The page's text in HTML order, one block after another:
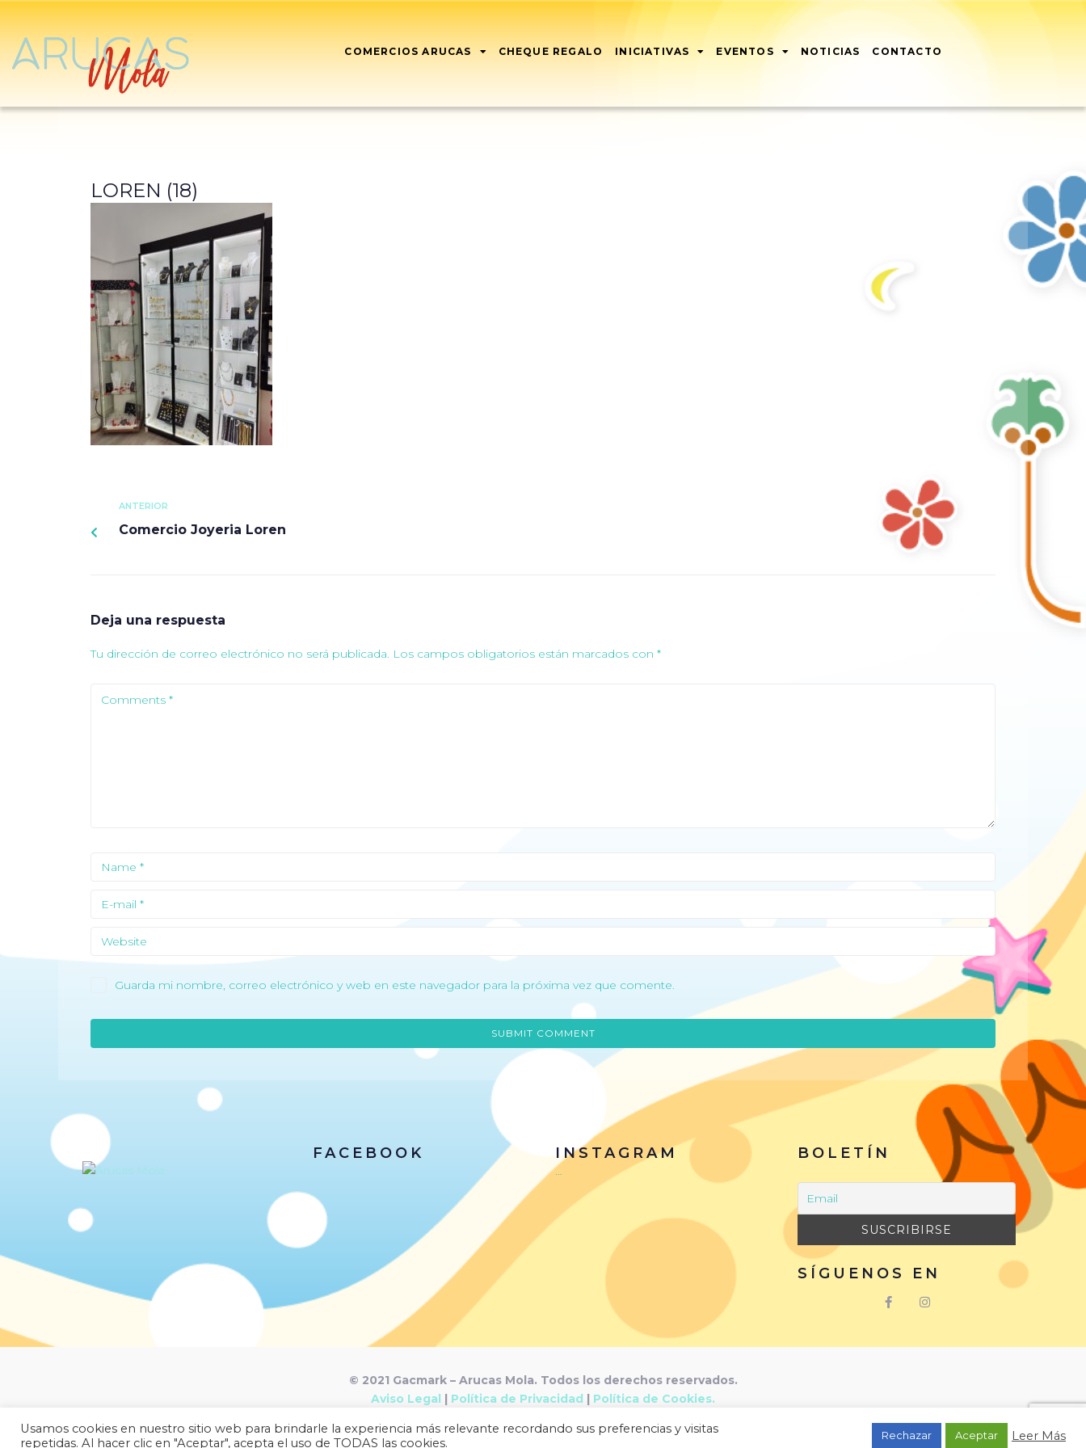
COMERCIOS ARUCAS CHEQUE REGALO INICIATIVAS EVENTOS NOTICIAS CONTACTO
LOREN (18)
ANTERIOR
Comercio Joyeria Loren
Deja una respuesta
Tu dirección de correo electrónico no será publicada. Los campos obligatorios están marcados con *
Guarda mi nombre, correo electrónico y web en este navegador para la próxima vez que comente.
FACEBOOK INSTAGRAM
…
BOLETÍN
SÍGUENOS EN
© 2021 Gacmark – Arucas Mola. Todos los derechos reservados.
Aviso Legal | Política de Privacidad | Política de Cookies.
Usamos cookies en nuestro sitio web para brindarle la experiencia más relevante recordando sus preferencias y visitas
repetidas. Al hacer clic en "Aceptar", acepta el uso de TODAS las cookies.
Rechazar Aceptar Leer Más